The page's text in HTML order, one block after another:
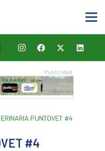
PUNTOVET #4
#4